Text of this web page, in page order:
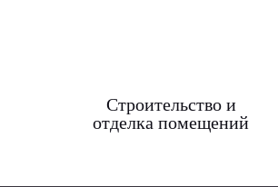
Строительство и
отделка помещений